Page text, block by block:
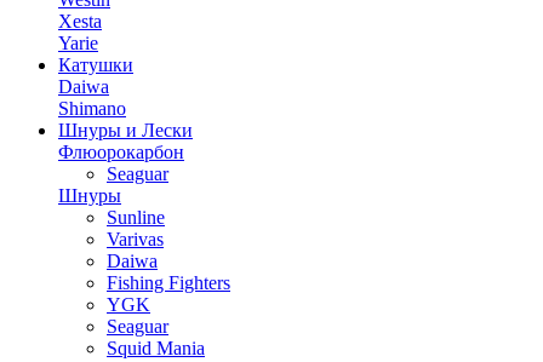
Xesta
Yarie
Катушки
Daiwa
Shimano
Шнуры и Лески
Флюорокарбон
Seaguar
Шнуры
Sunline
Varivas
Daiwa
Fishing Fighters
YGK
Seaguar
Squid Mania